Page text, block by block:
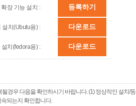
장 기능 설치 : 등록하기
설치(Ubutu용) : 다운로드
치(fedora용) : 다운로드
경우 다음을 확인하시기 바랍니다. (1) 정상적인 설치/
되는지 확인합니다.